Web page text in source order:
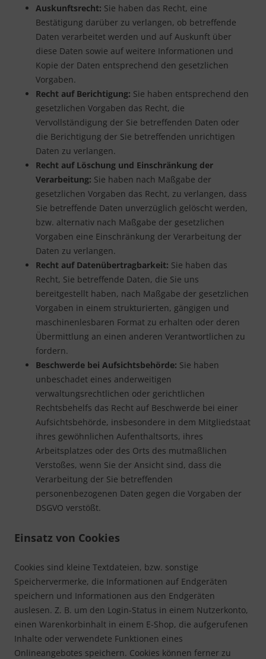
Auskunftsrecht: Sie haben das Recht, eine
Bestätigung darüber zu verlangen, ob betreffende
Daten verarbeitet werden und auf Auskunft über
diese Daten sowie auf weitere Informationen und
Kopie der Daten entsprechend den gesetzlichen
Vorgaben.
Recht auf Berichtigung: Sie haben entsprechend den
gesetzlichen Vorgaben das Recht, die
Vervollständigung der Sie betreffenden Daten oder
die Berichtigung der Sie betreffenden unrichtigen
Daten zu verlangen.
Recht auf Löschung und Einschränkung der
Verarbeitung: Sie haben nach Maßgabe der
gesetzlichen Vorgaben das Recht, zu verlangen, dass
Sie betreffende Daten unverzüglich gelöscht werden,
bzw. alternativ nach Maßgabe der gesetzlichen
Vorgaben eine Einschränkung der Verarbeitung der
Daten zu verlangen.
Recht auf Datenübertragbarkeit: Sie haben das
Recht, Sie betreffende Daten, die Sie uns
bereitgestellt haben, nach Maßgabe der gesetzlichen
Vorgaben in einem strukturierten, gängigen und
maschinenlesbaren Format zu erhalten oder deren
Übermittlung an einen anderen Verantwortlichen zu
fordern.
Beschwerde bei Aufsichtsbehörde: Sie haben
unbeschadet eines anderweitigen
verwaltungsrechtlichen oder gerichtlichen
Rechtsbehelfs das Recht auf Beschwerde bei einer
Aufsichtsbehörde, insbesondere in dem Mitgliedstaat
ihres gewöhnlichen Aufenthaltsorts, ihres
Arbeitsplatzes oder des Orts des mutmaßlichen
Verstoßes, wenn Sie der Ansicht sind, dass die
Verarbeitung der Sie betreffenden
personenbezogenen Daten gegen die Vorgaben der
DSGVO verstößt.
Einsatz von Cookies
Cookies sind kleine Textdateien, bzw. sonstige
Speichervermerke, die Informationen auf Endgeräten
speichern und Informationen aus den Endgeräten
auslesen. Z. B. um den Login-Status in einem Nutzerkonto,
einen Warenkorbinhalt in einem E-Shop, die aufgerufenen
Inhalte oder verwendete Funktionen eines
Onlineangebotes speichern. Cookies können ferner zu